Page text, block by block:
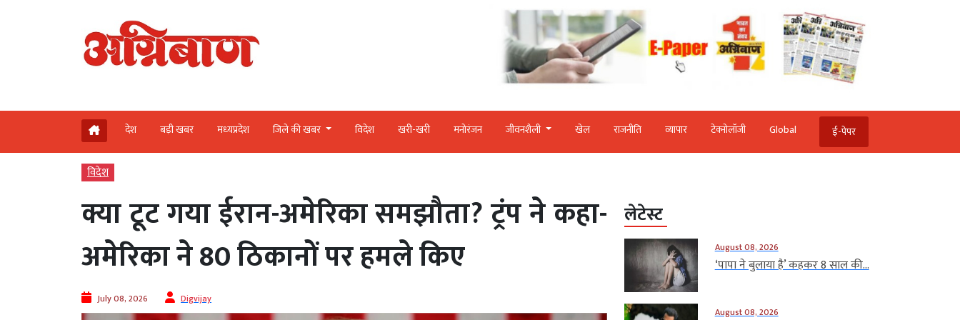
देश बड़ी खबर मध्‍यप्रदेश जिले की खबर विदेश खरी-खरी मनोरंजन जीवनशैली खेल राजनीति व्‍यापार टेक्‍नोलॉजी Global ई-पेपर
विदेश
क्या टूट गया ईरान-अमेरिका समझौता? ट्रंप ने कहा-
अमेरिका ने 80 ठिकानों पर हमले किए
July 08, 2026 Digvijay
लेटेस्ट
August 08, 2026
‘पापा ने बुलाया है’ कहकर 8 साल की...
August 08, 2026